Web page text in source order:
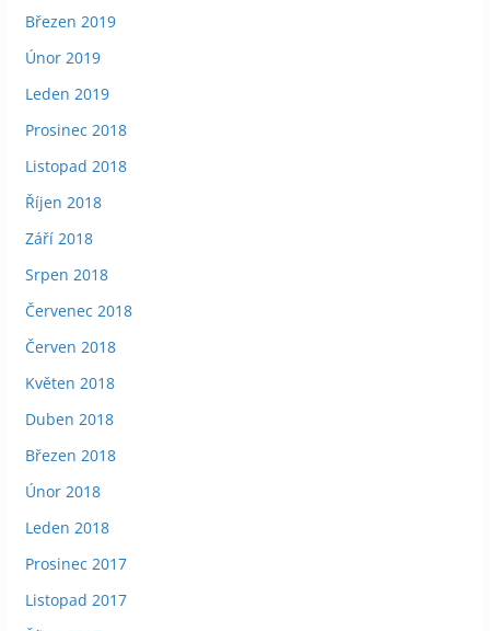
Březen 2019
Únor 2019
Leden 2019
Prosinec 2018
Listopad 2018
Říjen 2018
Září 2018
Srpen 2018
Červenec 2018
Červen 2018
Květen 2018
Duben 2018
Březen 2018
Únor 2018
Leden 2018
Prosinec 2017
Listopad 2017